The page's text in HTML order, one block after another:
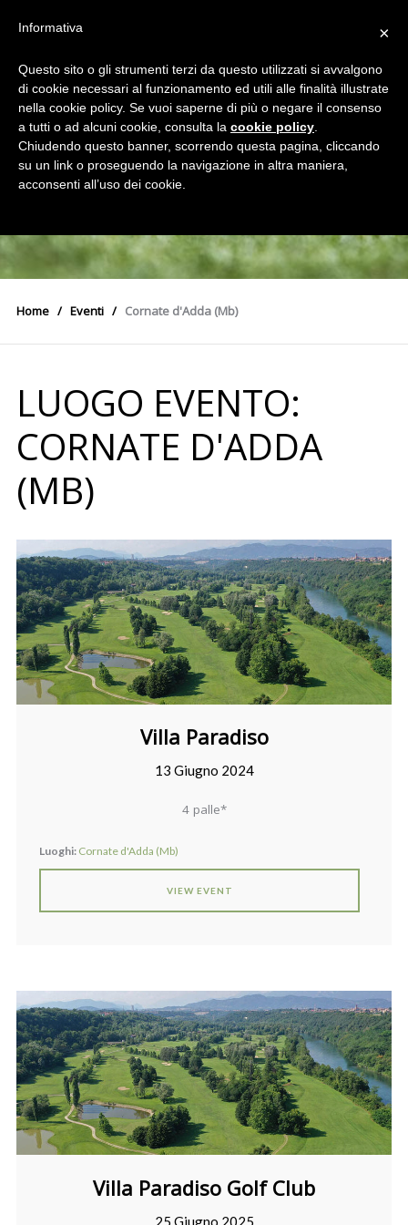
Home Eventi Cornate d'Adda (Mb)
LUOGO EVENTO:
CORNATE D'ADDA
(MB)
Villa Paradiso
13 Giugno 2024
4 palle*
Luoghi: Cornate d'Adda (Mb)
VIEW EVENT
Villa Paradiso Golf Club
25 Giugno 2025
×
Informativa
Questo sito o gli strumenti terzi da questo utilizzati si avvalgono
di cookie necessari al funzionamento ed utili alle finalità illustrate
nella cookie policy. Se vuoi saperne di più o negare il consenso
a tutti o ad alcuni cookie, consulta la cookie policy
Chiudendo questo banner, scorrendo questa pagina, cliccando
su un link o proseguendo la navigazione in altra maniera,
acconsenti all’uso dei cookie.